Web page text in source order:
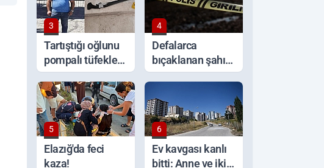
3
Tartıştığı oğlunu
pompalı tüfekle
öldürdü
4
Defalarca
bıçaklanan şahıs
hayatını kaybetti
5
Elazığ'da feci
kaza!
6
Ev kavgası kanlı
bitti: Anne ve iki